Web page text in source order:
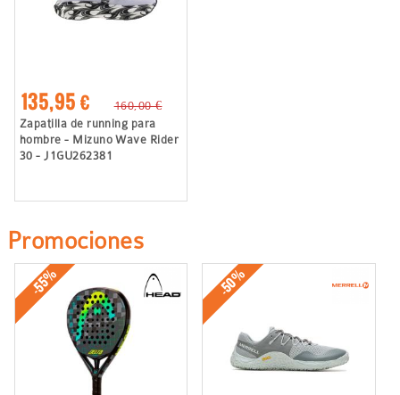
135,95 €
160,00 €
Zapatilla de running para
hombre - Mizuno Wave Rider
30 - J1GU262381
Promociones
-55% -50%